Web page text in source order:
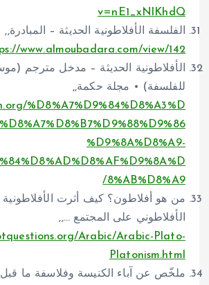
v=nE1_xNlKhdQ
الفلسفة الأفلاطونية الحديثة – المبادرة,,
www.almoubadara.com/view/142
الأفلاطونية الحديثة – مدخل مترجم
للفلسفة) • مجلة حكمة,,
%D8%A7%D9%84%D8%A3%D
%D9%8A%D8%A9-
8%AB%D8%A9/
من هو أفلاطون؟ كيف أثرت الأفلاطونية
الأفلاطوني على المجتمع …,,
Arabic/Arabic-Plato-
Platonism.html
ملخّص عن آباء الكنيسة وفلاسفة ما قبل